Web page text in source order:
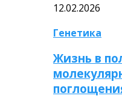
12.02.2026
Генетика
Жизнь в